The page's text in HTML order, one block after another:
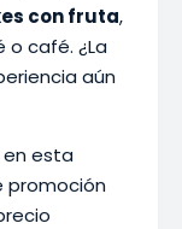
con fruta,
café. ¿La
aún
esta
promoción